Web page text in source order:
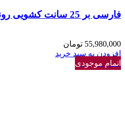
فارسی بر 25 سانت کشویی رونیکس Ronix 5001
55,980,000 تومان
افزودن به سبد خرید
اتمام موجودی